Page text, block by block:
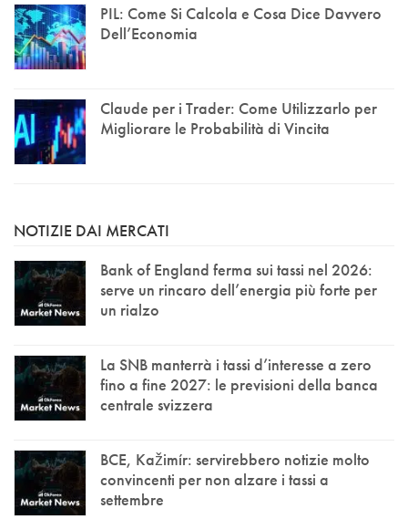
PIL: Come Si Calcola e Cosa Dice Davvero
Dell’Economia
Claude per i Trader: Come Utilizzarlo per
Migliorare le Probabilità di Vincita
NOTIZIE DAI MERCATI
Bank of England ferma sui tassi nel 2026:
serve un rincaro dell’energia più forte per
un rialzo
La SNB manterrà i tassi d’interesse a zero
fino a fine 2027: le previsioni della banca
centrale svizzera
BCE, Kažimír: servirebbero notizie molto
convincenti per non alzare i tassi a
settembre